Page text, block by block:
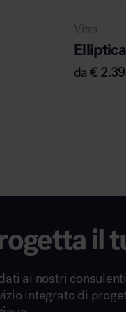
Vitra
da€
il
ai nostri
integrato di